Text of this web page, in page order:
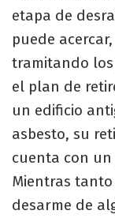
etapa de
puede
tramitando
el plan de
un edificio
asbesto, su
cuenta con
Mientras
desarme de